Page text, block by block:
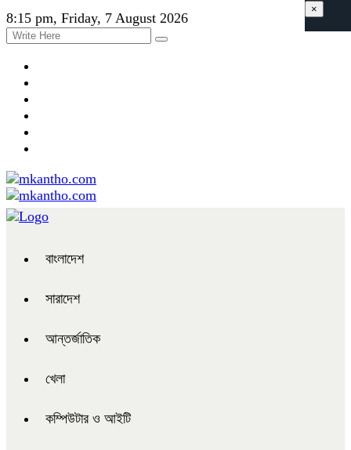
8:15 pm, Friday, 7 August 2026
বাংলাদেশ
সারাদেশ
আন্তর্জাতিক
খেলা
কম্পিউটার ও আইটি
×